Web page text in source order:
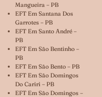
Mangueira – PB
EFT Em Santana Dos
Garrotes – PB
EFT Em Santo André –
PB
EFT Em São Bentinho –
PB
EFT Em São Bento – PB
EFT Em São Domingos
Do Cariri – PB
EFT Em São Domingos –